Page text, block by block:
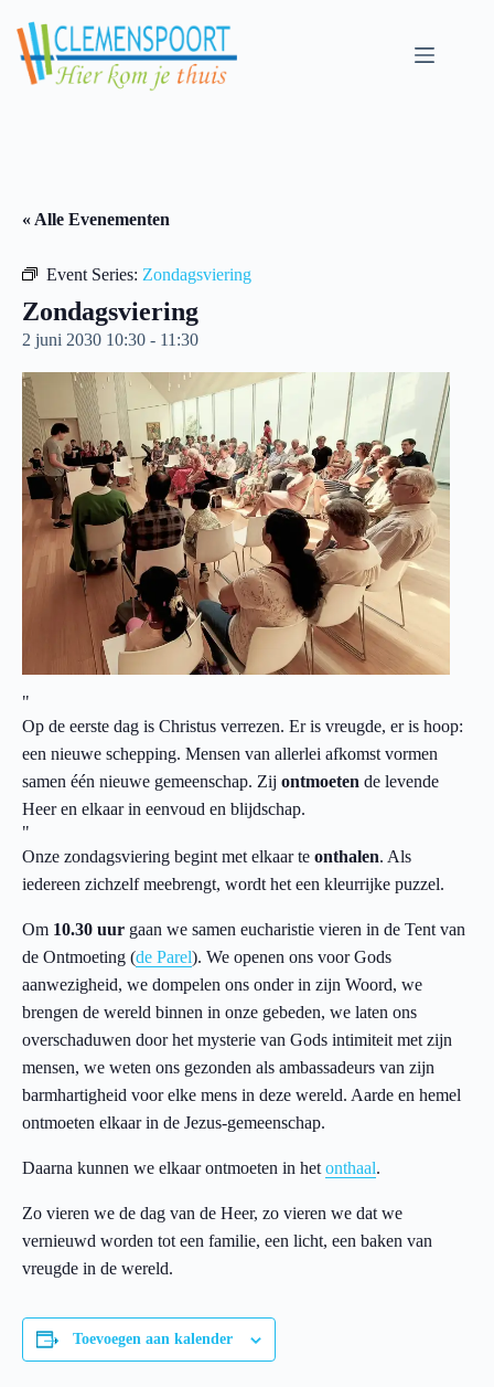
content
« Alle Evenementen
Event Series: Zondagsviering
Zondagsviering
2 juni 2030 10:30 - 11:30
Op de eerste dag is Christus verrezen. Er is vreugde, er is hoop:
een nieuwe schepping. Mensen van allerlei afkomst vormen
samen één nieuwe gemeenschap. Zij ontmoeten de levende
Heer en elkaar in eenvoud en blijdschap.
Onze zondagsviering begint met elkaar te onthalen. Als
iedereen zichzelf meebrengt, wordt het een kleurrijke puzzel.
Om 10.30 uur gaan we samen eucharistie vieren in de Tent van
de Ontmoeting (de Parel). We openen ons voor Gods
aanwezigheid, we dompelen ons onder in zijn Woord, we
brengen de wereld binnen in onze gebeden, we laten ons
overschaduwen door het mysterie van Gods intimiteit met zijn
mensen, we weten ons gezonden als ambassadeurs van zijn
barmhartigheid voor elke mens in deze wereld. Aarde en hemel
ontmoeten elkaar in de Jezus-gemeenschap.
Daarna kunnen we elkaar ontmoeten in het onthaal.
Zo vieren we de dag van de Heer, zo vieren we dat we
vernieuwd worden tot een familie, een licht, een baken van
vreugde in de wereld.
Toevoegen aan kalender